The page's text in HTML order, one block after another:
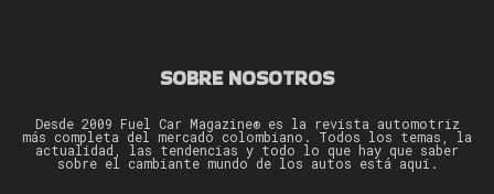
SOBRE NOSOTROS
Desde 2009 Fuel Car Magazine® es la revista automotriz
más completa del mercado colombiano. Todos los temas, la
actualidad, las tendencias y todo lo que hay que saber
sobre el cambiante mundo de los autos está aquí.